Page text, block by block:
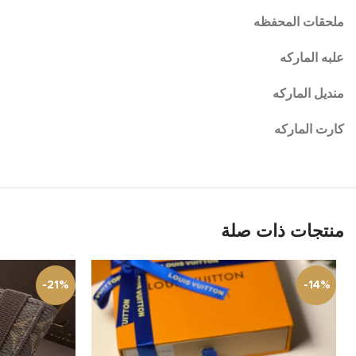
ملحقات المحفظه
علبه الماركه
منديل الماركه
كارت الماركه
منتجات ذات صلة
-14%
-21%
سناب شات
تيك توك